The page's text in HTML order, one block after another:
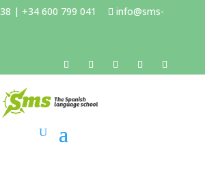
| +34 600 799 041
info@sms-